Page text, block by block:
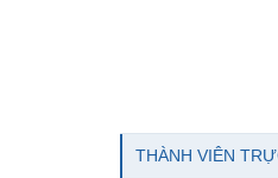
THÀNH VIÊN